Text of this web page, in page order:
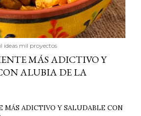
ideas mil proyectos
MÁS ADICTIVO Y
ALUBIA DE LA
MÁS ADICTIVO Y SALUDABLE CON